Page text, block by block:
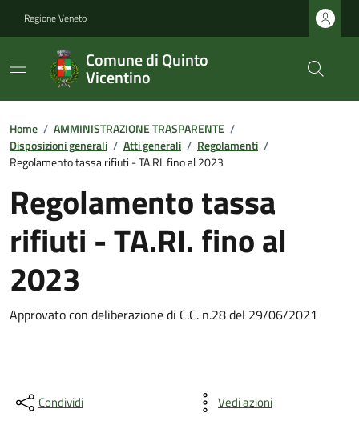
Regione Veneto
Comune di Quinto
Vicentino
Home / AMMINISTRAZIONE TRASPARENTE /
Disposizioni generali / Atti generali / Regolamenti /
Regolamento tassa rifiuti - TA.RI. fino al 2023
Regolamento tassa
rifiuti - TA.RI. fino al
2023
Approvato con deliberazione di C.C. n.28 del 29/06/2021
Condividi Vedi azioni